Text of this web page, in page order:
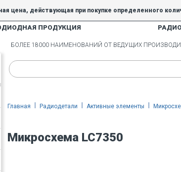
цена, действующая при покупке определенного
скидки 5% и 10% не действуют.
ПРОДУКЦИЯ
БОЛЕЕ 18000 НАИМЕНОВАНИЙ ОТ ВЕДУЩИХ
Главная Радиодетали Активные элементы
Микросхема LC7350